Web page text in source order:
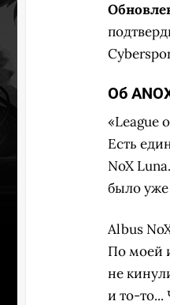
Об
«League
Есть
NoX
было уже
Albus
По моей
не
и то-то...